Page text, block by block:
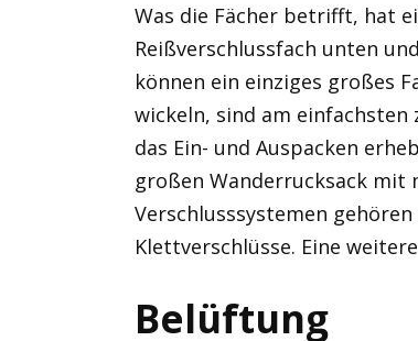
Was die Fächer betrifft, hat
Reißverschlussfach unten
können ein einziges großes
wickeln, sind am einfachsten
das Ein- und Auspacken
großen Wanderrucksack mit
Verschlusssystemen
Klettverschlüsse. Eine
Belüftung